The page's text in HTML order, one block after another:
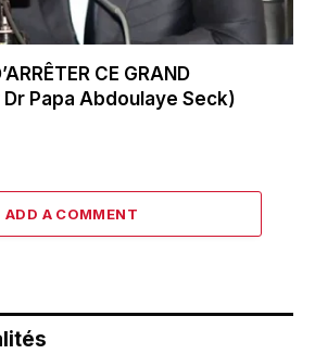
CE GRAND
Dr Papa Abdoulaye Seck)
ADD A COMMENT